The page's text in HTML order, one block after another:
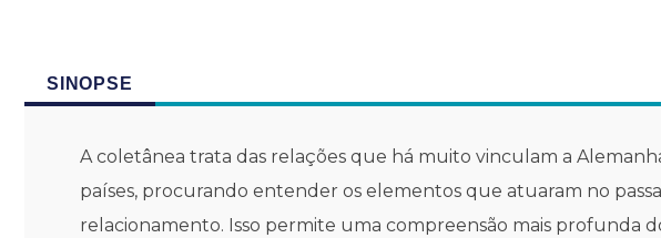
SINOPSE
A coletânea trata das relações que há muito vinculam a
países, procurando entender os elementos que atuaram no
relacionamento. Isso permite uma compreensão mais profunda